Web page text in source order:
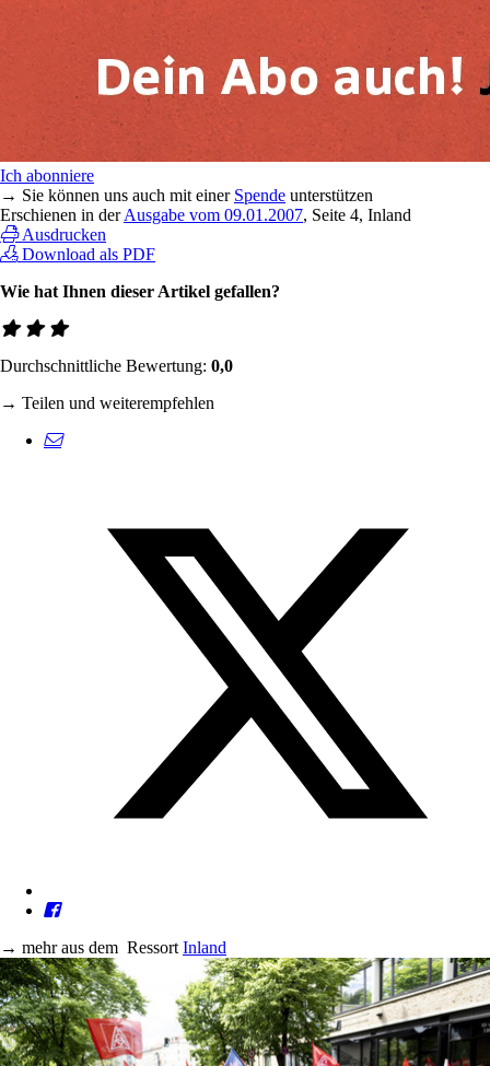
Ich abonniere
→ Sie können uns auch mit einer Spende unterstützen
Erschienen in derAusgabe vom 09.01.2007, Seite 4, Inland
Ausdrucken
Download als PDF
Wie hat Ihnen dieser Artikel gefallen?
Durchschnittliche Bewertung: 0,0
→ Teilen und weiterempfehlen
→ mehr aus dem Ressort Inland